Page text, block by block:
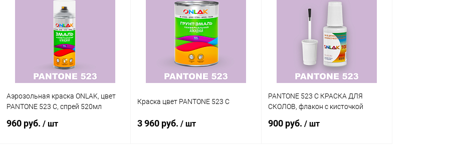
Аэрозольная краска ONLAK, цвет
PANTONE 523 C, спрей 520мл
960 руб. / шт
Краска цвет PANTONE 523 C
3 960 руб. / шт
PANTONE 523 C КРАСКА ДЛЯ
СКОЛОВ, флакон с кисточкой
900 руб. / шт